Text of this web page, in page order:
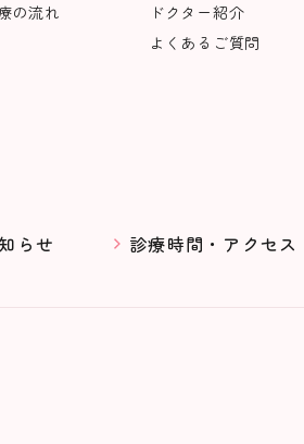
の流れ
ドクター紹介
よくあるご質問
らせ 診療時間・アクセス